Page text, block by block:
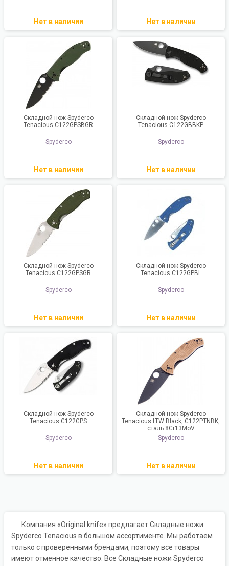
Нет в наличии Нет в наличии
Складной нож Spyderco
Tenacious C122GPSBGR
Spyderco
Нет в наличии
Складной нож Spyderco
Tenacious C122GBBKP
Spyderco
Нет в наличии
Складной нож Spyderco
Tenacious C122GPSGR
Spyderco
Нет в наличии
Складной нож Spyderco
Tenacious C122GPBL
Spyderco
Нет в наличии
Складной нож Spyderco
Tenacious C122GPS
Spyderco
Нет в наличии
Складной нож Spyderco
Tenacious LTW Black, C122PTNBK,
сталь 8Cr13MoV
Spyderco
Нет в наличии
Компания «Original knife» предлагает Складные ножи
Spyderco Tenacious в большом ассортименте. Мы работаем
только с проверенными брендами, поэтому все товары
имеют отменное качество. Все Складные ножи Spyderco